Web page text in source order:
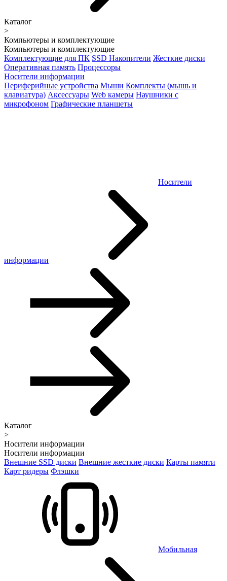
Каталог
>
Компьютеры и комплектующие
Компьютеры и комплектующие
Комплектующие для ПК SSD Накопители Жесткие диски
Оперативная память Процессоры
Носители информации
Периферийные устройства Мыши Комплекты (мышь и
клавиатура) Аксессуары Web камеры Наушники с
микрофоном Графические планшеты
Носители
информации
Каталог
>
Носители информации
Носители информации
Внешние SSD диски Внешние жесткие диски Карты памяти
Карт ридеры Флэшки
Мобильная